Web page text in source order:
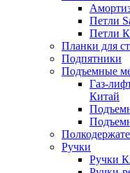
Петли
Петли
Планки для
Подпятники
Подъемные
Газ-
Китай
Ручки
Ручки